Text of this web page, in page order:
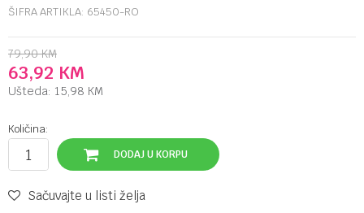
ŠIFRA ARTIKLA: 65450-RO
79,90 KM
63,92 KM
Ušteda: 15,98 KM
Količina:
DODAJ U KORPU
Sačuvajte u listi želja